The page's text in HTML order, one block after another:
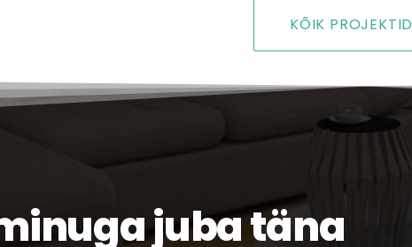
KÕIK PROJEKTID
juba täna